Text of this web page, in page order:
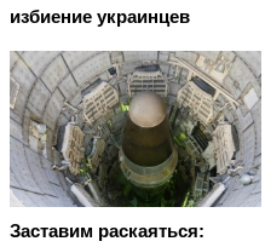
избиение украинцев
Заставим раскаяться: